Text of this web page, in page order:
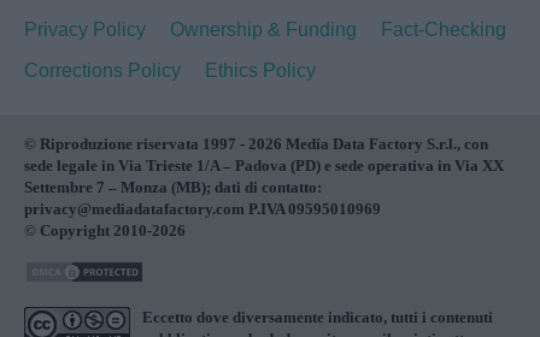
Privacy Policy
Ownership & Funding
Fact-Checking
Corrections Policy
Ethics Policy
© Riproduzione riservata 1997 - 2026 Media Data Factory S.r.l., con
sede legale in Via Trieste 1/A – Padova (PD) e sede operativa in Via XX
Settembre 7 – Monza (MB); dati di contatto:
privacy@mediadatafactory.com P.IVA 09595010969
© Copyright 2010-2026
Eccetto dove diversamente indicato, tutti i contenuti